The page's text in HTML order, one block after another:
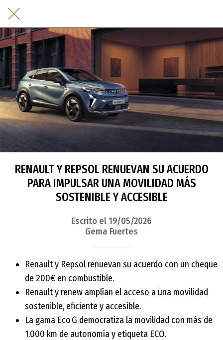
RENAULT Y REPSOL RENUEVAN SU ACUERDO
PARA IMPULSAR UNA MOVILIDAD MÁS
SOSTENIBLE Y ACCESIBLE
Escrito el 19/05/2026
Gema Fuertes
Renault y Repsol renuevan su acuerdo con un cheque
de 200€ en combustible.
Renault y renew amplían el acceso a una movilidad
sostenible, eficiente y accesible.
La gama Eco G democratiza la movilidad con más de
1.000 km de autonomía y etiqueta ECO.